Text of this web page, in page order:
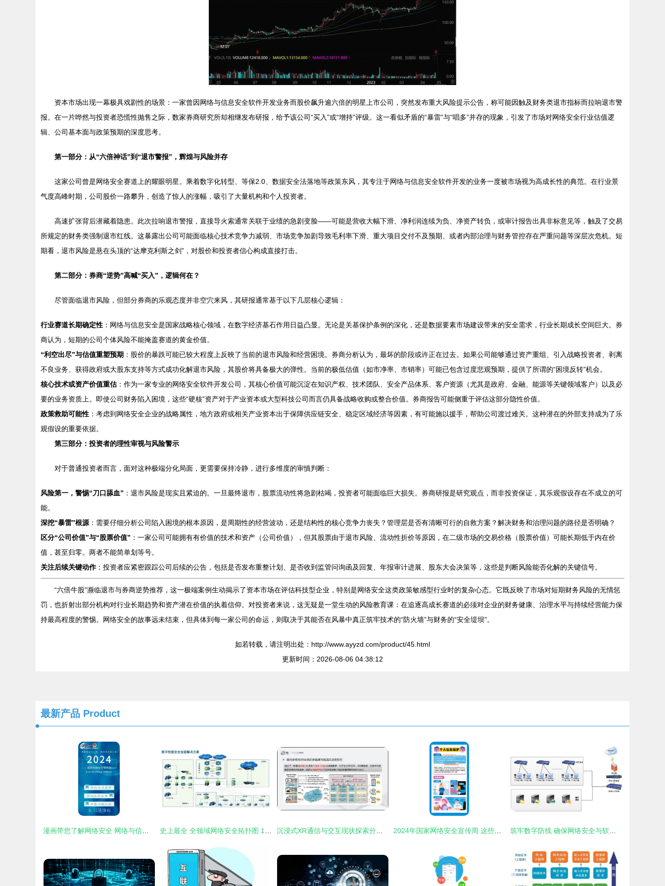
资本市场出现一幕极具戏剧性的场景：一家曾因网络与信息安全软件开发业务而股价飙升逾六倍的明星上市公司，突然发布重大风险提示公告，称可能因触及财务类退市指标而拉响退市警
报。在一片哗然与投资者恐慌性抛售之际，数家券商研究所却相继发布研报，给予该公司“买入”或“增持”评级。这一看似矛盾的“暴雷”与“唱多”并存的现象，引发了市场对网络安全行业估值逻
辑、公司基本面与政策预期的深度思考。
第一部分：从“六倍神话”到“退市警报”，辉煌与风险并存
这家公司曾是网络安全赛道上的耀眼明星。乘着数字化转型、等保2.0、数据安全法落地等政策东风，其专注于网络与信息安全软件开发的业务一度被市场视为高成长性的典范。在行业景
气度高峰时期，公司股价一路攀升，创造了惊人的涨幅，吸引了大量机构和个人投资者。
高速扩张背后潜藏着隐患。此次拉响退市警报，直接导火索通常关联于业绩的急剧变脸——可能是营收大幅下滑、净利润连续为负、净资产转负，或审计报告出具非标意见等，触及了交易
所规定的财务类强制退市红线。这暴露出公司可能面临核心技术竞争力减弱、市场竞争加剧导致毛利率下滑、重大项目交付不及预期、或者内部治理与财务管控存在严重问题等深层次危机。短
期看，退市风险是悬在头顶的“达摩克利斯之剑”，对股价和投资者信心构成直接打击。
第二部分：券商“逆势”高喊“买入”，逻辑何在？
尽管面临退市风险，但部分券商的乐观态度并非空穴来风，其研报通常基于以下几层核心逻辑：
行业赛道长期确定性 ：网络与信息安全是国家战略核心领域，在数字经济基石作用日益凸显。无论是关基保护条例的深化，还是数据要素市场建设带来的安全需求，行业长期成长空间巨大。券
商认为，短期的公司个体风险不能掩盖赛道的黄金价值。
“利空出尽”与估值重塑预期 ：股价的暴跌可能已较大程度上反映了当前的退市风险和经营困境。券商分析认为，最坏的阶段或许正在过去。如果公司能够通过资产重组、引入战略投资者、剥离
不良业务、获得政府或大股东支持等方式成功化解退市风险，其股价将具备极大的弹性。当前的极低估值（如市净率、市销率）可能已包含过度悲观预期，提供了所谓的“困境反转”机会。
核心技术或资产价值重估：作为一家专业的网络安全软件开发公司，其核心价值可能沉淀在知识产权、技术团队、安全产品体系、客户资源（尤其是政府、金融、能源等关键领域客户）以及必
要的业务资质上。即使公司财务陷入困境，这些“硬核”资产对于产业资本或大型科技公司而言仍具备战略收购或整合价值。券商报告可能侧重于评估这部分隐性价值。
政策救助可能性 ：考虑到网络安全企业的战略属性，地方政府或相关产业资本出于保障供应链安全、稳定区域经济等因素，有可能施以援手，帮助公司渡过难关。这种潜在的外部支持成为了乐
观假设的重要依据。
第三部分：投资者的理性审视与风险警示
对于普通投资者而言，面对这种极端分化局面，更需要保持冷静，进行多维度的审慎判断：
风险第一，警惕“刀口舔血” ：退市风险是现实且紧迫的。一旦最终退市，股票流动性将急剧枯竭，投资者可能面临巨大损失。券商研报是研究观点，而非投资保证，其乐观假设存在不成立的可
能。
深挖“暴雷”根源 ：需要仔细分析公司陷入困境的根本原因，是周期性的经营波动，还是结构性的核心竞争力丧失？管理层是否有清晰可行的自救方案？解决财务和治理问题的路径是否明确？
区分“公司价值”与“股票价值” ：一家公司可能拥有有价值的技术和资产（公司价值），但其股票由于退市风险、流动性折价等原因，在二级市场的交易价格（股票价值）可能长期低于内在价
值，甚至归零。两者不能简单划等号。
关注后续关键动作：投资者应紧密跟踪公司后续的公告，包括是否发布重整计划、是否收到监管问询函及回复、年报审计进展、股东大会决策等，这些是判断风险能否化解的关键信号。
“六倍牛股”濒临退市与券商逆势推荐，这一极端案例生动揭示了资本市场在评估科技型企业，特别是网络安全这类政策敏感型行业时的复杂心态。它既反映了市场对短期财务风险的无情惩
罚，也折射出部分机构对行业长期趋势和资产潜在价值的执着信仰。对投资者来说，这无疑是一堂生动的风险教育课：在追逐高成长赛道的必须对企业的财务健康、治理水平与持续经营能力保
持最高程度的警惕。网络安全的故事远未结束，但具体到每一家公司的命运，则取决于其能否在风暴中真正筑牢技术的“防火墙”与财务的“安全堤坝”。
如若转载，请注明出处：http://www.ayyzd.com/product/45.html
更新时间：2026-08-06 04:38:12
最新产品 Product